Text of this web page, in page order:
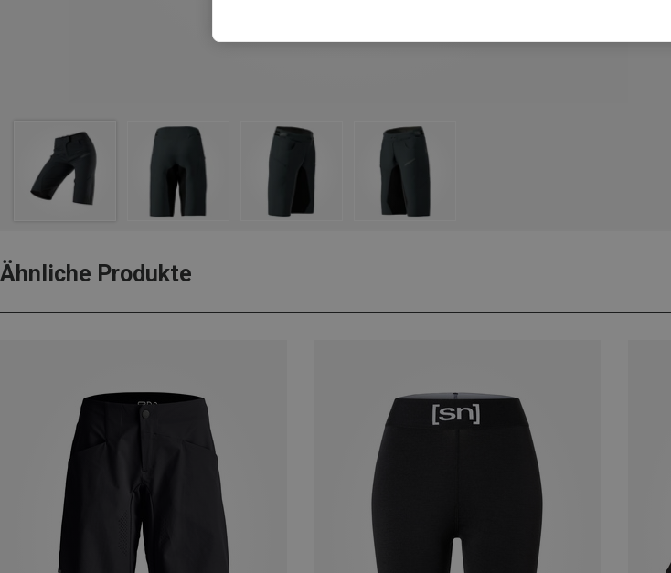
Ähnliche Produkte